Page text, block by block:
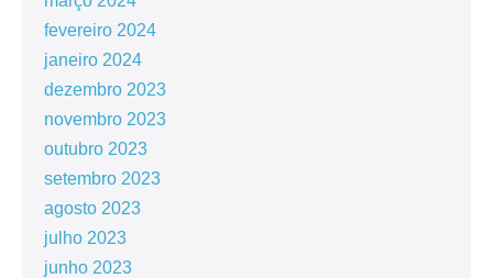
fevereiro 2024
janeiro 2024
dezembro 2023
novembro 2023
outubro 2023
setembro 2023
agosto 2023
julho 2023
junho 2023